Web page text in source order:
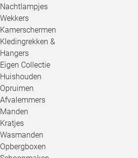
Nachtlampjes
Wekkers
Kamerschermen
Kledingrekken &
Hangers
Eigen Collectie
Huishouden
Opruimen
Afvalemmers
Manden
Kratjes
Wasmanden
Opbergboxen